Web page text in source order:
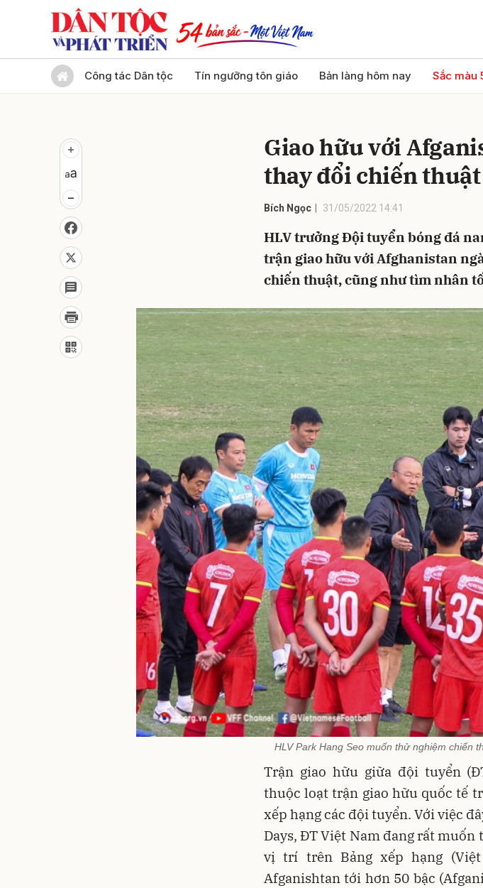
Công tác Dân tộc Tín ngưỡng tôn giáo Bản làng hôm nay Sắc màu
Giao hữu với
thay đổi chiến thuật
Bích Ngọc 31/05/2022 14:41
HLV trưởng Đội tuyển bóng đá
trận giao hữu với Afghanistan
chiến thuật, cũng như tìm nhân
HLV Park Hang Seo muốn thử nghiệm chiến
Trận giao hữu giữa đội tuyển
thuộc loạt trận giao hữu quốc tế
xếp hạng các đội tuyển. Với việc
Days, ĐT Việt Nam đang rất
vị trí trên Bảng xếp hạng
Afganishtan tới hơn 50 bậc
Gửi bình luận